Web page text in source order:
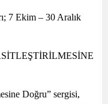
7 Ekim – 30 Aralık
Doğru” sergisi,